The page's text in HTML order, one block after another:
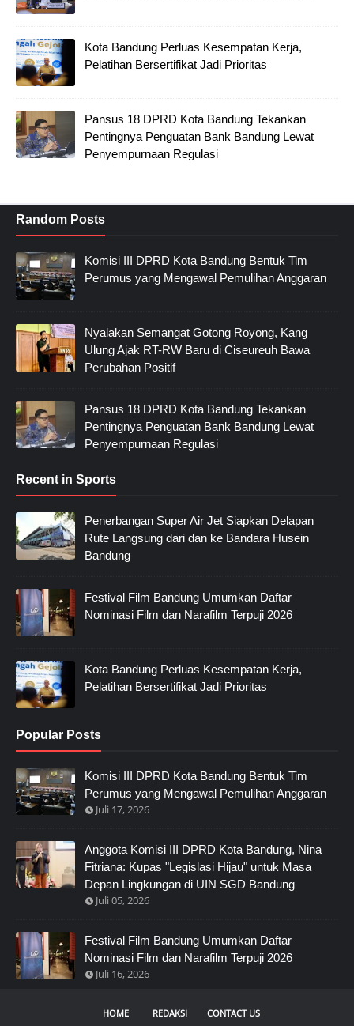
Kota Bandung Perluas Kesempatan Kerja,
Pelatihan Bersertifikat Jadi Prioritas
Pansus 18 DPRD Kota Bandung Tekankan
Pentingnya Penguatan Bank Bandung Lewat
Penyempurnaan Regulasi
Random Posts
Komisi III DPRD Kota Bandung Bentuk Tim
Perumus yang Mengawal Pemulihan Anggaran
Nyalakan Semangat Gotong Royong, Kang
Ulung Ajak RT-RW Baru di Ciseureuh Bawa
Perubahan Positif
Pansus 18 DPRD Kota Bandung Tekankan
Pentingnya Penguatan Bank Bandung Lewat
Penyempurnaan Regulasi
Recent in Sports
Penerbangan Super Air Jet Siapkan Delapan
Rute Langsung dari dan ke Bandara Husein
Bandung
Festival Film Bandung Umumkan Daftar
Nominasi Film dan Narafilm Terpuji 2026
Kota Bandung Perluas Kesempatan Kerja,
Pelatihan Bersertifikat Jadi Prioritas
Popular Posts
Komisi III DPRD Kota Bandung Bentuk Tim
Perumus yang Mengawal Pemulihan Anggaran
Juli 17, 2026
Anggota Komisi III DPRD Kota Bandung, Nina
Fitriana: Kupas "Legislasi Hijau" untuk Masa
Depan Lingkungan di UIN SGD Bandung
Juli 05, 2026
Festival Film Bandung Umumkan Daftar
Nominasi Film dan Narafilm Terpuji 2026
Juli 16, 2026
HOME REDAKSI CONTACT US